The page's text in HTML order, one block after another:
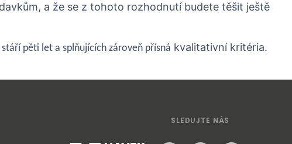
a že se z tohoto rozhodnutí budete těšit ještě
pěti let a splňujících zároveň přísná kvalitativní kritéria.
SLEDUJTE NÁS